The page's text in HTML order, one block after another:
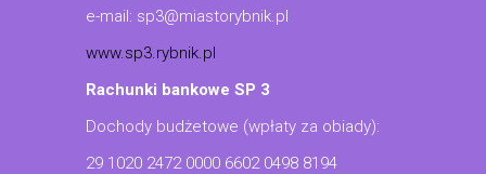
e-mail: sp3@miastorybnik.pl
www.sp3.rybnik.pl
Rachunki bankowe SP 3
Dochody budżetowe (wpłaty za obiady):
29 1020 2472 0000 6602 0498 8194